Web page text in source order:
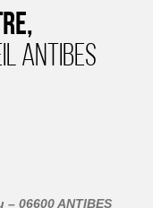
ANTIBES
– 06600 ANTIBES